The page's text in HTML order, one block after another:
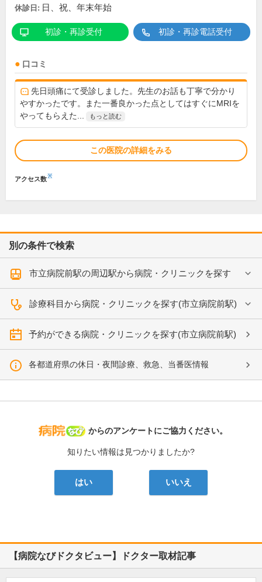
休診日: 日、祝、年末年始
初診・再診受付 初診・再診電話受付
口コミ
先日頭痛にて受診しました。先生のお話も丁寧で分かり
やすかったです。また一番良かった点としてはすぐにMRIを
やってもらえた...
もっと読む
この医院の詳細をみる
アクセス数※
別の条件で検索
市立病院前駅の周辺駅から病院・クリニックを探す
診療科目から病院・クリニックを探す(市立病院前駅)
予約ができる病院・クリニックを探す(市立病院前駅)
各都道府県の休日・夜間診療、救急、当番医情報
病院なび
からのアンケートにご協力ください。
知りたい情報は見つかりましたか?
はい いいえ
【病院なびドクタビュー】ドクター取材記事